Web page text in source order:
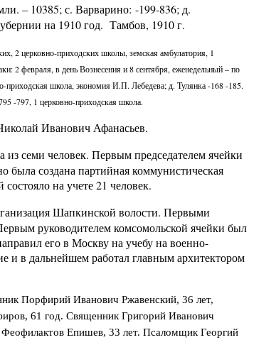
– 10385; с. Варварино: -199-836; д.
на 1910 год. Тамбов, 1910 г.
2 церковно-приходских школы, земская амбулатория, 1
2 февраля, в день Вознесения и 8 сентября, еженедельный – по
школа, экономия И.П. Лебедева; д. Тулянка -168 -185.
-797, 1 церковно-приходская школа.
Иванович Афанасьев.
из семи человек. Первым председателем ячейки
была создана партийная коммунистическая
на учете 21 человек.
Шапкинской волости. Первыми
руководителем комсомольской ячейки был
его в Москву на учебу на военно-
и в дальнейшем работал главным архитектором
Порфирий Иванович Ржавенский, 36 лет,
61 год. Священник Григорий Иванович
Епишев, 33 лет. Псаломщик Георгий